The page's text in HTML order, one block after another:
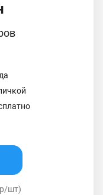
шт)